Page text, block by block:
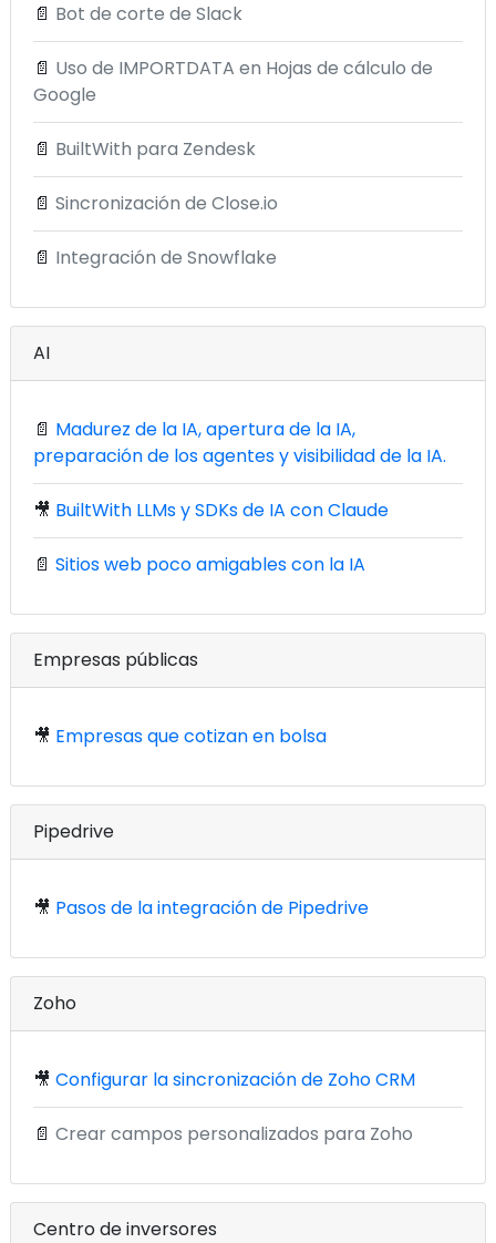
📄 Bot de corte de Slack
📄 Uso de IMPORTDATA en Hojas de cálculo de
Google
📄 BuiltWith para Zendesk
📄 Sincronización de Close.io
📄 Integración de Snowflake
AI
📄 Madurez de la IA, apertura de la IA,
preparación de los agentes y visibilidad de la IA.
🎥 BuiltWith LLMs y SDKs de IA con Claude
📄 Sitios web poco amigables con la IA
Empresas públicas
🎥 Empresas que cotizan en bolsa
Pipedrive
🎥 Pasos de la integración de Pipedrive
Zoho
🎥 Configurar la sincronización de Zoho CRM
📄 Crear campos personalizados para Zoho
Centro de inversores